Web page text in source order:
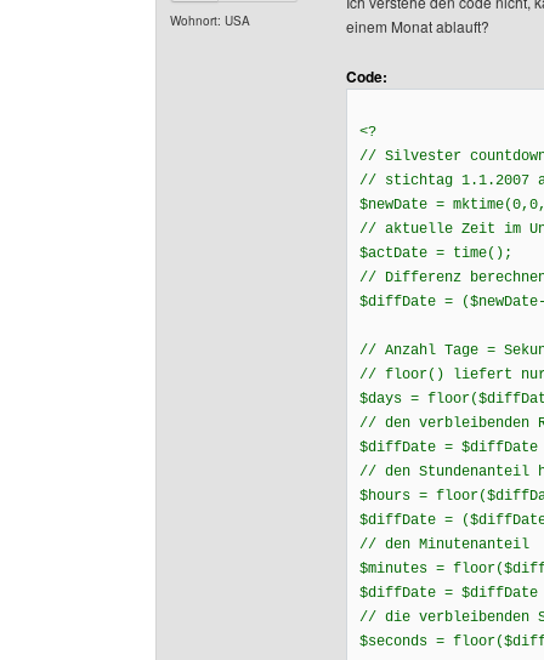
Wohnort: USA
einem Monat ablauft?
Code:
<?
// Silvester
// stichtag 1.1.2007
$newDate =
// aktuelle Zeit im
$actDate = time();
// Differenz
$diffDate =
// Anzahl Tage =
// floor() liefert nur
$days =
// den verbleibenden
$diffDate = $diffDate
// den Stundenanteil
$hours =
$diffDate =
// den Minutenanteil
$minutes =
$diffDate = $diffDate
// die verbleibenden
$seconds =